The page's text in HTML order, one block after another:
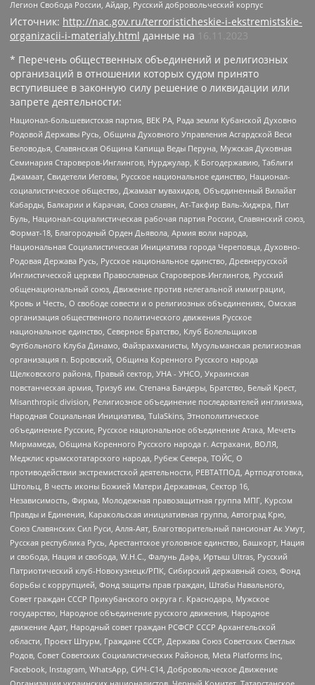
Легион Свобода России, Айдар, Русский добровольческий корпус
Источник: http://nac.gov.ru/terroristicheskie-i-ekstremistskie-
organizacii-i-materialy.html данные на
16.11.2023
* Перечень общественных объединений и религиозных
организаций в отношении которых судом принято
вступившее в законную силу решение о ликвидации или
запрете деятельности:
Национал-большевистская партия, ВЕК РА, Рада земли Кубанской Духовно
Родовой Державы Русь, Община Духовного Управления Асгардской Веси
Беловодья, Славянская Община Капища Веды Перуна, Мужская Духовная
Семинария Староверов-Инглингов, Нурджулар, К Богодержавию, Таблиги
Джамаат, Свидетели Иеговы, Русское национальное единство, Национал-
социалистическое общество, Джамаат мувахидов, Объединенный Вилайат
Кабарды, Балкарии и Карачая, Союз славян, Ат-Такфир Валь-Хиджра, Пит
Буль, Национал-социалистическая рабочая партия России, Славянский союз,
Формат-18, Благородный Орден Дьявола, Армия воли народа,
Национальная Социалистическая Инициатива города Череповца, Духовно-
Родовая Держава Русь, Русское национальное единство, Древнерусской
Инглистической церкви Православных Староверов-Инглингов, Русский
общенациональный союз, Движение против нелегальной иммиграции,
Кровь и Честь, О свободе совести и о религиозных объединениях, Омская
организация общественного политического движения Русское
национальное единство, Северное Братство, Клуб Болельщиков
Футбольного Клуба Динамо, Файзрахманисты, Мусульманская религиозная
организация п. Боровский, Община Коренного Русского народа
Щелковского района, Правый сектор, УНА - УНСО, Украинская
повстанческая армия, Тризуб им. Степана Бандеры, Братство, Белый Крест,
Misanthropic division, Религиозное объединение последователей инглиизма,
Народная Социальная Инициатива, TulaSkins, Этнополитическое
объединение Русские, Русское национальное объединение Атака, Мечеть
Мирмамеда, Община Коренного Русского народа г. Астрахани, ВОЛЯ,
Меджлис крымскотатарского народа, Рубеж Севера, ТОЙС, О
противодействии экстремистской деятельности, РЕВТАТПОД, Артподготовка,
Штольц, В честь иконы Божией Матери Державная, Сектор 16,
Независимость, Фирма, Молодежная правозащитная группа МПГ, Курсом
Правды и Единения, Каракольская инициативная группа, Автоград Крю,
Союз Славянских Сил Руси, Алля-Аят, Благотворительный пансионат Ак Умут,
Русская республика Русь, Арестантское уголовное единство, Башкорт, Нация
и свобода, Нация и свобода, W.H.С., Фалунь Дафа, Иртыш Ultras, Русский
Патриотический клуб-Новокузнецк/РПК, Сибирский державный союз, Фонд
борьбы с коррупцией, Фонд защиты прав граждан, Штабы Навального,
Совет граждан СССР Прикубанского округа г. Краснодара, Мужское
государство, Народное объединение русского движения, Народное
движение Адат, Народный совет граждан РСФСР СССР Архангельской
области, Проект Штурм, Граждане СССР, Держава Союз Советских Светлых
Родов, Совет Советских Социалистических Районов, Meta Platforms Inc,
Facebook, Instagram, WhatsApp, СИЧ-С14, Добровольческое Движение